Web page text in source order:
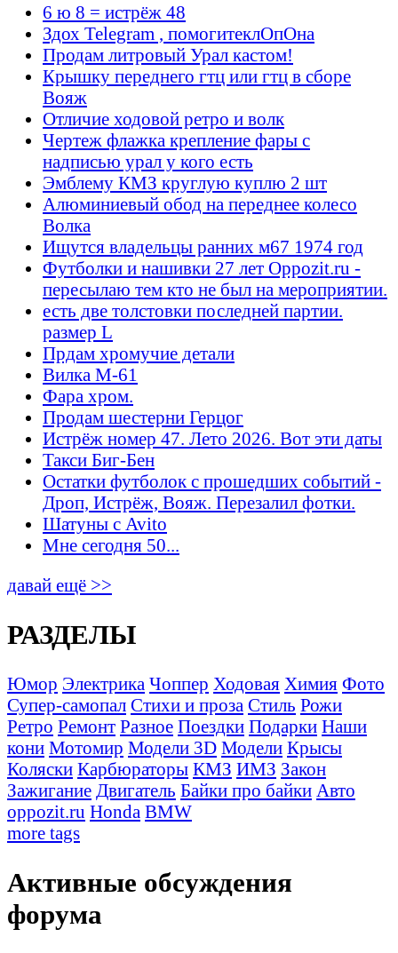
6 ю 8 = истрёж 48
Здох Telegram , помогитеклОпОна
Продам литровый Урал кастом!
Крышку переднего гтц или гтц в сборе
Вояж
Отличие ходовой ретро и волк
Чертеж флажка крепление фары с
надписью урал у кого есть
Эмблему КМЗ круглую куплю 2 шт
Алюминиевый обод на переднее колесо
Волка
Ищутся владельцы ранних м67 1974 год
Футболки и нашивки 27 лет Oppozit.ru -
пересылаю тем кто не был на мероприятии.
есть две толстовки последней партии.
размер L
Прдам хромучие детали
Вилка М-61
Фара хром.
Продам шестерни Герцог
Истрёж номер 47. Лето 2026. Вот эти даты
Такси Биг-Бен
Остатки футболок с прошедших событий -
Дроп, Истрёж, Вояж. Перезалил фотки.
Шатуны с Avito
Мне сегодня 50...
давай ещё >>
РАЗДЕЛЫ
Юмор Электрика Чоппер Ходовая Химия Фото
Супер-самопал Стихи и проза Стиль Рожи
Ретро Ремонт Разное Поездки Подарки Наши
кони Мотомир Модели 3D Модели Крысы
Коляски Карбюраторы КМЗ ИМЗ Закон
Зажигание Двигатель Байки про байки Авто
oppozit.ru Honda BMW
more tags
Активные обсуждения
форума